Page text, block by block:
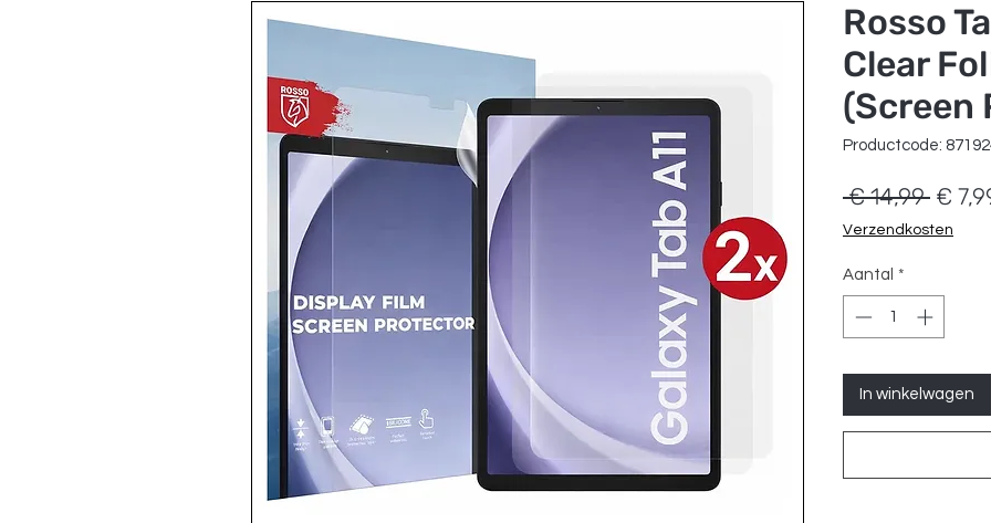
Rosso
Clear
(Screen
Productcode:
€ 14,99
prijs
€
Verzendkosten
Aantal *
In winkelwagen